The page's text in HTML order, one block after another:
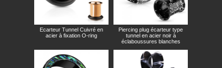
Ecarteur Tunnel Cuivré en
acier à fixation O-ring
Piercing plug écarteur type
tunnel en acier noir à
éclaboussures blanches